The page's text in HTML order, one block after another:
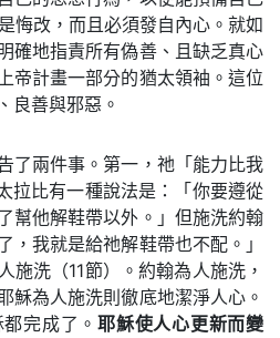
悔改，而且必須發自內心。就如
確地指責所有偽善、且缺乏真心
帝計畫一部分的猶太領袖。這位
良善與邪惡。
了兩件事。第一，祂「能力比我
拉比有一種說法是：「你要遵從
幫他解鞋帶以外。」但施洗約翰
，我就是給祂解鞋帶也不配。」
施洗（11節）。約翰為人施洗，
穌為人施洗則徹底地潔淨人心。
完成了。 耶穌使人心更新而變